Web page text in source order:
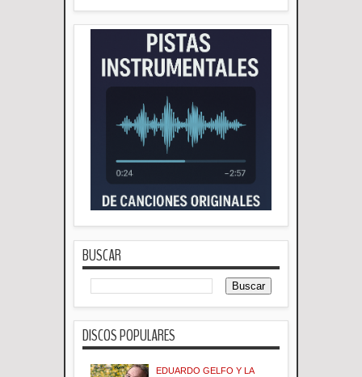
BUSCAR
DISCOS POPULARES
EDUARDO GELFO Y LA